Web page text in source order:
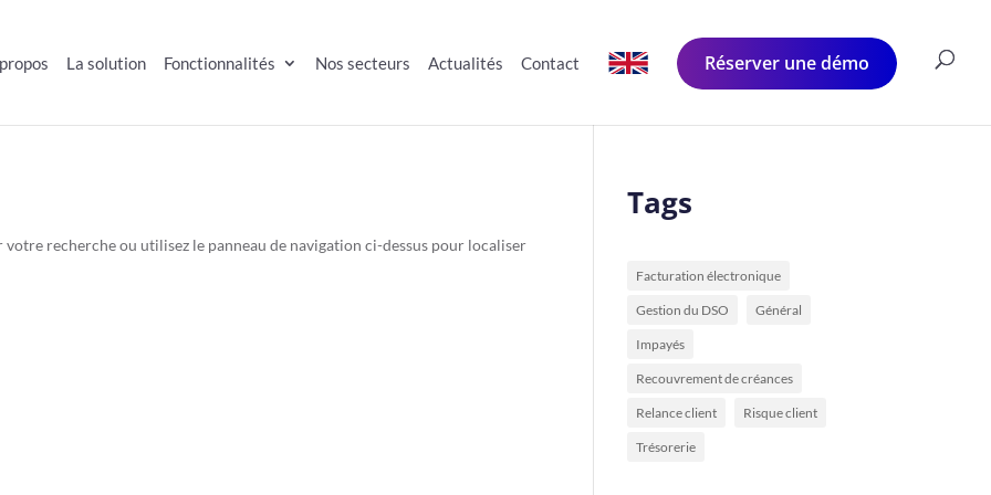
La solution Fonctionnalités Nos secteurs Actualités Contact Réserver une démo
votre recherche ou utilisez le panneau de navigation ci-dessus pour localiser
Tags
Facturation électronique
Gestion du DSO Général
Impayés
Recouvrement de créances
Relance client Risque client
Trésorerie